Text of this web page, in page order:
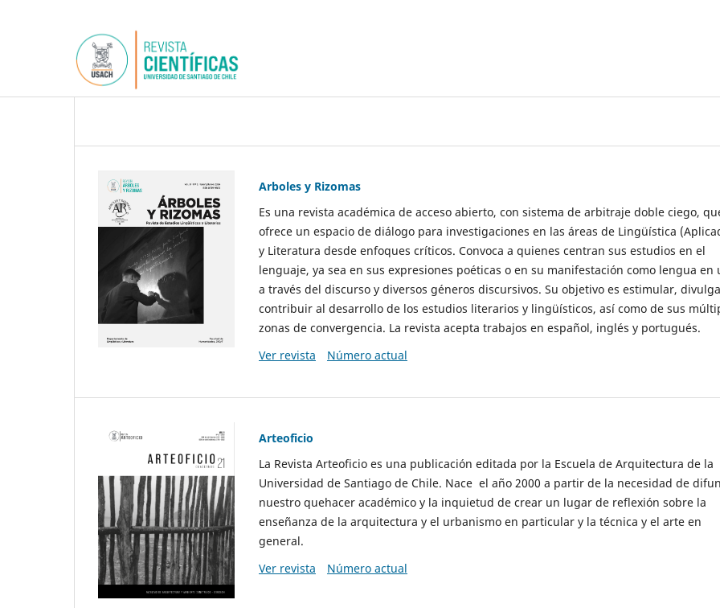
Arboles y Rizomas
Es una revista académica de acceso abierto, con sistema de arbitraje doble ciego,
ofrece un espacio de diálogo para investigaciones en las áreas de Lingüística
y Literatura desde enfoques críticos. Convoca a quienes centran sus estudios en el
lenguaje, ya sea en sus expresiones poéticas o en su manifestación como lengua en
a través del discurso y diversos géneros discursivos. Su objetivo es estimular,
contribuir al desarrollo de los estudios literarios y lingüísticos, así como de sus
zonas de convergencia. La revista acepta trabajos en español, inglés y portugués.
Ver revista
Número actual
Arteoficio
La Revista Arteoficio es una publicación editada por la Escuela de Arquitectura de la
Universidad de Santiago de Chile. Nace el año 2000 a partir de la necesidad de
nuestro quehacer académico y la inquietud de crear un lugar de reflexión sobre la
enseñanza de la arquitectura y el urbanismo en particular y la técnica y el arte en
general.
Ver revista
Número actual